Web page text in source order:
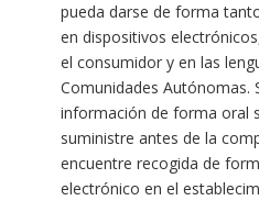
pueda darse de forma
en dispositivos
el consumidor y en las
Comunidades Autónomas.
información de forma oral
suministre antes de la
encuentre recogida de
electrónico en el